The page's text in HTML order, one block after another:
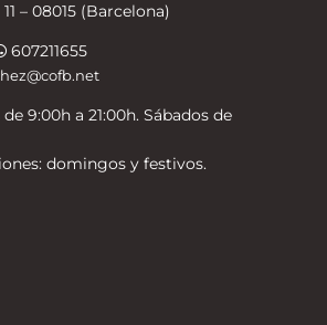
– 08015 (Barcelona)
607211655
9:00h a 21:00h. Sábados de
domingos y festivos.